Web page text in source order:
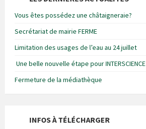
Vous êtes possédez une châtaigneraie?
Secrétariat de mairie FERME
Limitation des usages de l’eau au 24 juillet
Une belle nouvelle étape pour INTERSCIENCE
Fermeture de la médiathèque
INFOS À TÉLÉCHARGER